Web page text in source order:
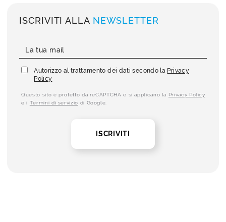
ISCRIVITI ALLA NEWSLETTER
Autorizzo al trattamento dei dati secondo la Privacy
Policy
Questo sito è protetto da reCAPTCHA e si applicano la Privacy Policy
e i Termini di servizio di Google.
ISCRIVITI